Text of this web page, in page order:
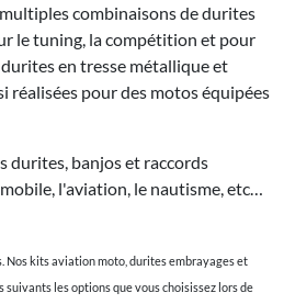
combinaisons de durites
le tuning, la compétition et pour
en tresse métallique et
réalisées pour des motos équipées
durites, banjos et raccords
l'aviation, le nautisme, etc…
Nos kits aviation moto, durites embrayages et
les options que vous choisissez lors de